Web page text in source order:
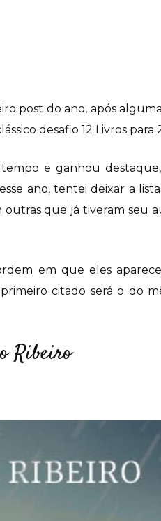
post do ano, após
desafio 12 Livros para
e ganhou
ano, tentei deixar a
que já tiveram seu
em que eles
citado será o do
Ribeiro